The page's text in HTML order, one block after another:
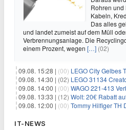
Rohren und
Kabeln,
Das alles
und landet zumeist auf dem Müll
Verbrennungsanlage. Die
einem Prozent, wegen […] (02)
09.08. 15:28 | (00) LEGO City Gelbes
09.08. 14:30 | (02) LEGO 31134 Creator
09.08. 14:00 | (00) WAGO 221-413
09.08. 13:33 | (12) Wolt: 20€ Rabatt auf die
09.08. 12:00 | (00) Tommy Hilfiger TH
IT-NEWS